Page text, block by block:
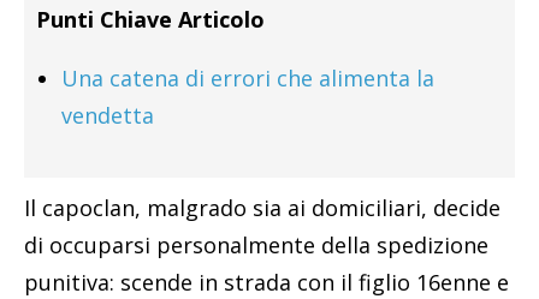
Punti Chiave Articolo
Una catena di errori che alimenta la
vendetta
Il capoclan, malgrado sia ai domiciliari, decide
di occuparsi personalmente della spedizione
punitiva: scende in strada con il figlio 16enne e